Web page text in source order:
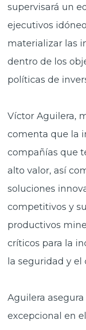
supervisará un
ejecutivos
materializar las
dentro de los
políticas de
Víctor Aguilera,
comenta que la
compañías que
alto valor, así
soluciones
competitivos y
productivos
críticos para la
la seguridad y
Aguilera
excepcional en